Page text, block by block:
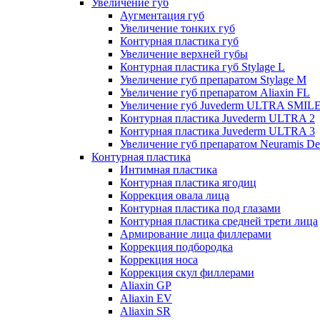
Увеличение губ
Аугментация губ
Увеличение тонких губ
Контурная пластика губ
Увеличение верхней губы
Контурная пластика губ Stylage L
Увеличение губ препаратом Stylage M
Увеличение губ препаратом Aliaxin FL
Увеличение губ Juvederm ULTRA
Контурная пластика Juvederm ULTRA 2
Контурная пластика Juvederm ULTRA 3
Увеличение губ препаратом Neuramis
Контурная пластика
Интимная пластика
Контурная пластика ягодиц
Коррекция овала лица
Контурная пластика под глазами
Контурная пластика средней трети лица
Армирование лица филлерами
Коррекция подбородка
Коррекция носа
Коррекция скул филлерами
Aliaxin GP
Aliaxin EV
Aliaxin SR